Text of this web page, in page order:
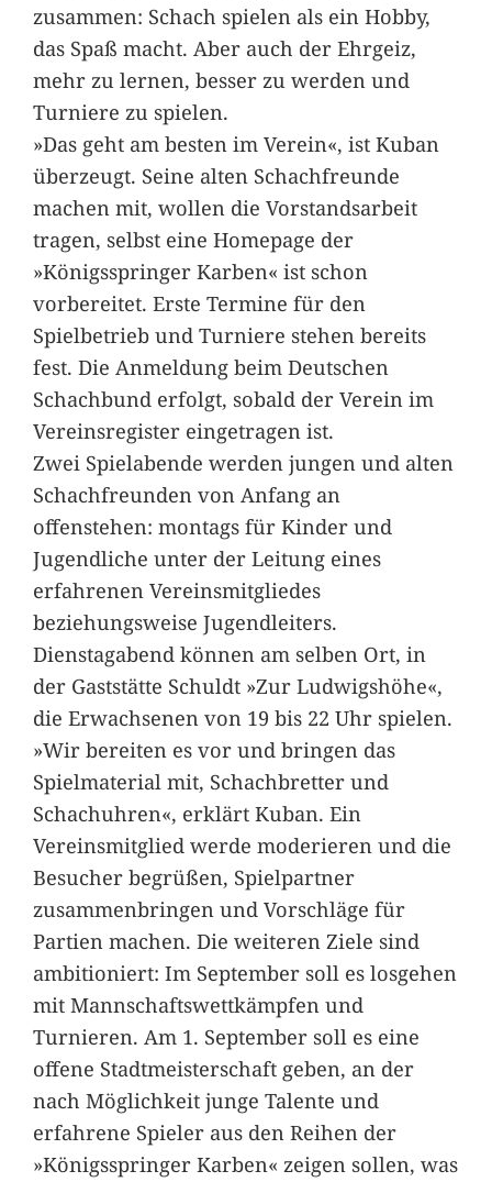
zusammen: Schach spielen als ein Hobby,
das Spaß macht. Aber auch der Ehrgeiz,
mehr zu lernen, besser zu werden und
Turniere zu spielen.
»Das geht am besten im Verein«, ist Kuban
überzeugt. Seine alten Schachfreunde
machen mit, wollen die Vorstandsarbeit
tragen, selbst eine Homepage der
»Königsspringer Karben« ist schon
vorbereitet. Erste Termine für den
Spielbetrieb und Turniere stehen bereits
fest. Die Anmeldung beim Deutschen
Schachbund erfolgt, sobald der Verein im
Vereinsregister eingetragen ist.
Zwei Spielabende werden jungen und alten
Schachfreunden von Anfang an
offenstehen: montags für Kinder und
Jugendliche unter der Leitung eines
erfahrenen Vereinsmitgliedes
beziehungsweise Jugendleiters.
Dienstagabend können am selben Ort, in
der Gaststätte Schuldt »Zur Ludwigshöhe«,
die Erwachsenen von 19 bis 22 Uhr spielen.
»Wir bereiten es vor und bringen das
Spielmaterial mit, Schachbretter und
Schachuhren«, erklärt Kuban. Ein
Vereinsmitglied werde moderieren und die
Besucher begrüßen, Spielpartner
zusammenbringen und Vorschläge für
Partien machen. Die weiteren Ziele sind
ambitioniert: Im September soll es losgehen
mit Mannschaftswettkämpfen und
Turnieren. Am 1. September soll es eine
offene Stadtmeisterschaft geben, an der
nach Möglichkeit junge Talente und
erfahrene Spieler aus den Reihen der
»Königsspringer Karben« zeigen sollen, was